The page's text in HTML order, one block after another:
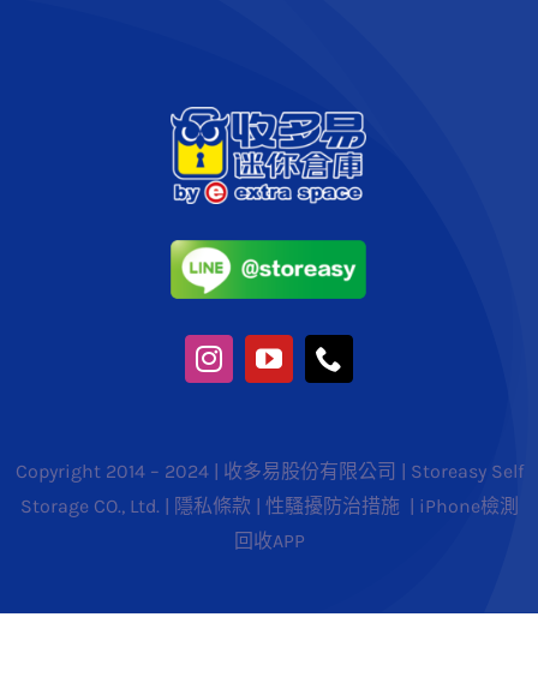
Copyright 2014 – 2024 | 收多易股份有限公司 | Storeasy Self
Storage CO., Ltd. | 隱私條款 | 性騷擾防治措施 | iPhone檢測
回收APP